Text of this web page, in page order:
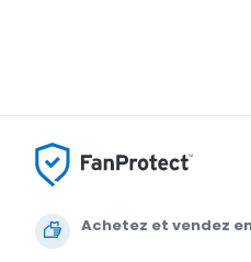
Achetez et vendez